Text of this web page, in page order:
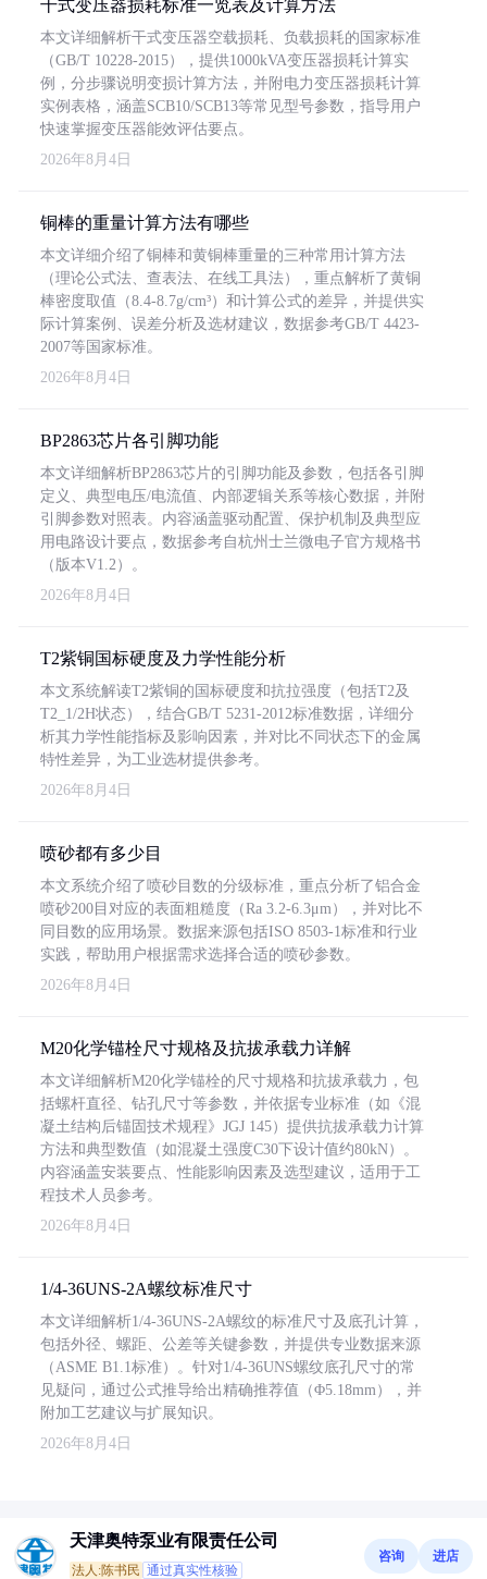
干式变压器损耗标准一览表及计算方法
本文详细解析干式变压器空载损耗、负载损耗的国家标准
（GB/T 10228-2015），提供1000kVA变压器损耗计算实
例，分步骤说明变损计算方法，并附电力变压器损耗计算
实例表格，涵盖SCB10/SCB13等常见型号参数，指导用户
快速掌握变压器能效评估要点。
2026年8月4日
铜棒的重量计算方法有哪些
本文详细介绍了铜棒和黄铜棒重量的三种常用计算方法
（理论公式法、查表法、在线工具法），重点解析了黄铜
棒密度取值（8.4-8.7g/cm³）和计算公式的差异，并提供实
际计算案例、误差分析及选材建议，数据参考GB/T 4423-
2007等国家标准。
2026年8月4日
BP2863芯片各引脚功能
本文详细解析BP2863芯片的引脚功能及参数，包括各引脚
定义、典型电压/电流值、内部逻辑关系等核心数据，并附
引脚参数对照表。内容涵盖驱动配置、保护机制及典型应
用电路设计要点，数据参考自杭州士兰微电子官方规格书
（版本V1.2）。
2026年8月4日
T2紫铜国标硬度及力学性能分析
本文系统解读T2紫铜的国标硬度和抗拉强度（包括T2及
T2_1/2H状态），结合GB/T 5231-2012标准数据，详细分
析其力学性能指标及影响因素，并对比不同状态下的金属
特性差异，为工业选材提供参考。
2026年8月4日
喷砂都有多少目
本文系统介绍了喷砂目数的分级标准，重点分析了铝合金
喷砂200目对应的表面粗糙度（Ra 3.2-6.3μm），并对比不
同目数的应用场景。数据来源包括ISO 8503-1标准和行业
实践，帮助用户根据需求选择合适的喷砂参数。
2026年8月4日
M20化学锚栓尺寸规格及抗拔承载力详解
本文详细解析M20化学锚栓的尺寸规格和抗拔承载力，包
括螺杆直径、钻孔尺寸等参数，并依据专业标准（如《混
凝土结构后锚固技术规程》JGJ 145）提供抗拔承载力计算
方法和典型数值（如混凝土强度C30下设计值约80kN）。
内容涵盖安装要点、性能影响因素及选型建议，适用于工
程技术人员参考。
2026年8月4日
1/4-36UNS-2A螺纹标准尺寸
本文详细解析1/4-36UNS-2A螺纹的标准尺寸及底孔计算，
包括外径、螺距、公差等关键参数，并提供专业数据来源
（ASME B1.1标准）。针对1/4-36UNS螺纹底孔尺寸的常
见疑问，通过公式推导给出精确推荐值（Φ5.18mm），并
附加工艺建议与扩展知识。
2026年8月4日
天津奥特泵业有限责任公司
法人:陈书民 通过真实性核验
咨询 进店